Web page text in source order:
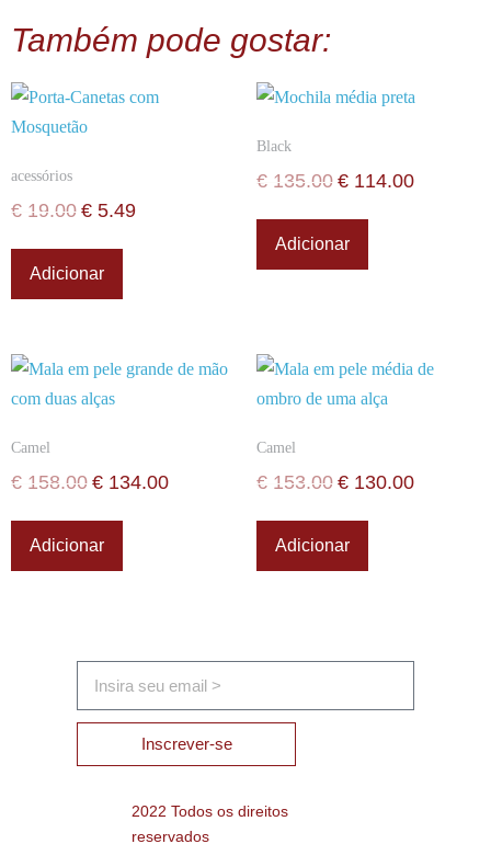
Também pode gostar:
acessórios
€ 19.00 € 5.49
Adicionar
Black
€ 135.00 € 114.00
Adicionar
Camel
€ 158.00 € 134.00
Adicionar
Camel
€ 153.00 € 130.00
Adicionar
Inscrever-se
2022 Todos os direitos
reservados